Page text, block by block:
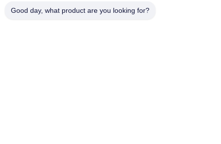
Good day, what product are you looking for?